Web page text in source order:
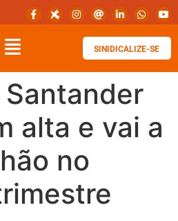
SINIDICALIZE-SE
alta e vai a
no